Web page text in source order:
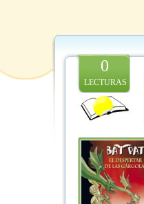
0
LECTURAS